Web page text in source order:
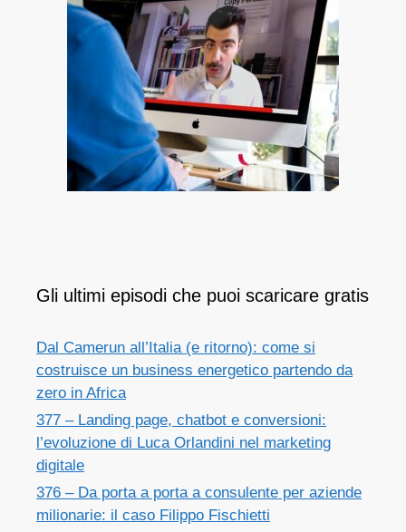
Gli ultimi episodi che puoi scaricare gratis
Dal Camerun all’Italia (e ritorno): come si
costruisce un business energetico partendo da
zero in Africa
377 – Landing page, chatbot e conversioni:
l’evoluzione di Luca Orlandini nel marketing
digitale
376 – Da porta a porta a consulente per aziende
milionarie: il caso Filippo Fischietti